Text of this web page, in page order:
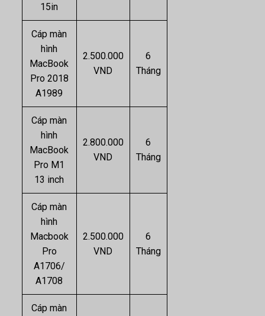
15in
Cáp màn
hình
MacBook
Pro 2018
A1989
2.500.000
VND
6
Tháng
Cáp màn
hình
MacBook
Pro M1
13 inch
2.800.000
VND
6
Tháng
Cáp màn
hình
Macbook
Pro
A1706/
A1708
2.500.000
VND
6
Tháng
Cáp màn